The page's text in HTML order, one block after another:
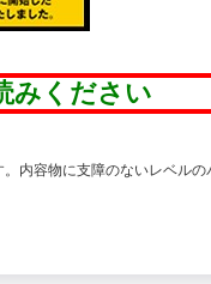
みください
内容物に支障のないレベルの